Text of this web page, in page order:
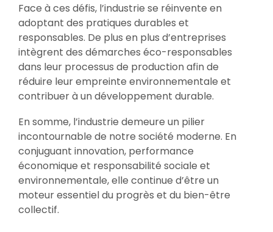
Face à ces défis, l’industrie se réinvente en
adoptant des pratiques durables et
responsables. De plus en plus d’entreprises
intègrent des démarches éco-responsables
dans leur processus de production afin de
réduire leur empreinte environnementale et
contribuer à un développement durable.
En somme, l’industrie demeure un pilier
incontournable de notre société moderne. En
conjuguant innovation, performance
économique et responsabilité sociale et
environnementale, elle continue d’être un
moteur essentiel du progrès et du bien-être
collectif.